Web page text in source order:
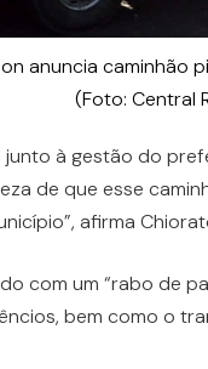
anuncia caminhão
(Foto: Central
junto à gestão do
de que esse
afirma
com um “rabo de
bem como o